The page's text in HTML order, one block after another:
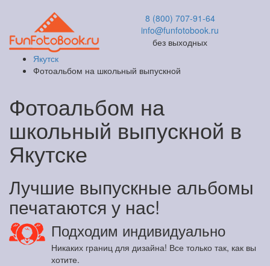
8 (800) 707-91-64
info@funfotobook.ru
без выходных
Якутск
Фотоальбом на школьный выпускной
Фотоальбом на
школьный выпускной в
Якутске
Лучшие выпускные альбомы
печатаются у нас!
Подходим индивидуально
Никаких границ для дизайна! Все только так, как вы
хотите.